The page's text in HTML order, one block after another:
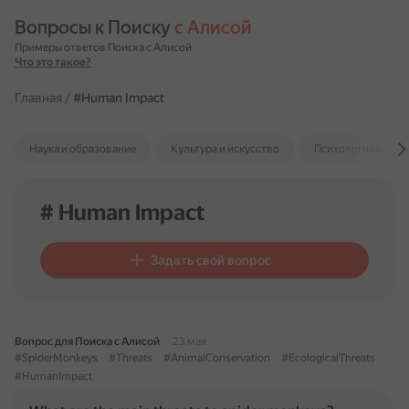
Вопросы к Поиску с Алисой
Примеры ответов Поиска с Алисой
Что это такое?
Главная / #Human Impact
Наука и образование Культура и искусство Психология и
# Human Impact
Задать свой вопрос
Вопрос для Поиска с Алисой
23 мая
#SpiderMonkeys
#Threats #AnimalConservation
#EcologicalThreats
#HumanImpact